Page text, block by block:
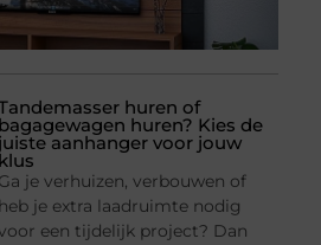
huren of
bagagewagen huren? Kies de
juiste aanhanger voor jouw
klus
Ga je verhuizen, verbouwen of
heb je extra laadruimte nodig
een tijdelijk project? Dan